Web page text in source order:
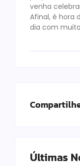
venha
Afinal, é hora
dia com
Últimas